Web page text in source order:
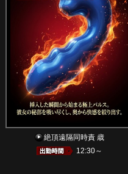
絶頂遠隔同時責 歳
12:30～